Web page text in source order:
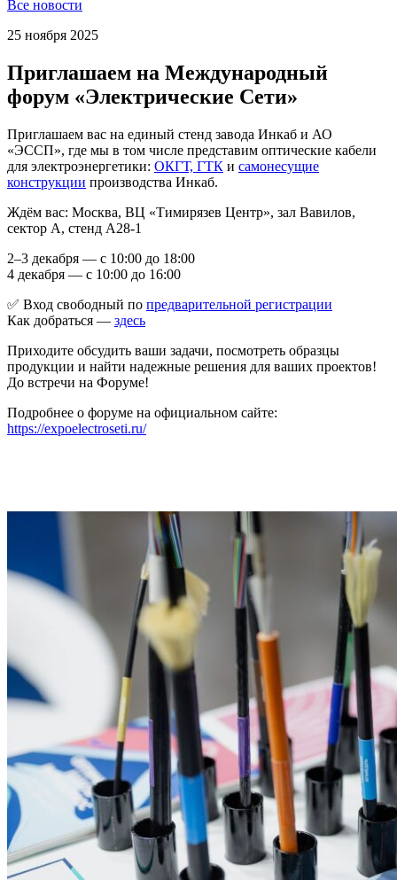
Все новости
25 ноября 2025
Приглашаем на Международный
форум «Электрические Сети»
Приглашаем вас на единый стенд завода Инкаб и АО
«ЭССП», где мы в том числе представим оптические кабели
для электроэнергетики: ОКГТ, ГТК и самонесущие
конструкции производства Инкаб.
Ждём вас: Москва, ВЦ «Тимирязев Центр», зал Вавилов,
сектор А, стенд А28-1
2–3 декабря — с 10:00 до 18:00
4 декабря — с 10:00 до 16:00
✅ Вход свободный по предварительной регистрации
Как добраться — здесь
Приходите обсудить ваши задачи, посмотреть образцы
продукции и найти надежные решения для ваших проектов!
До встречи на Форуме!
Подробнее о форуме на официальном сайте:
https://expoelectroseti.ru/